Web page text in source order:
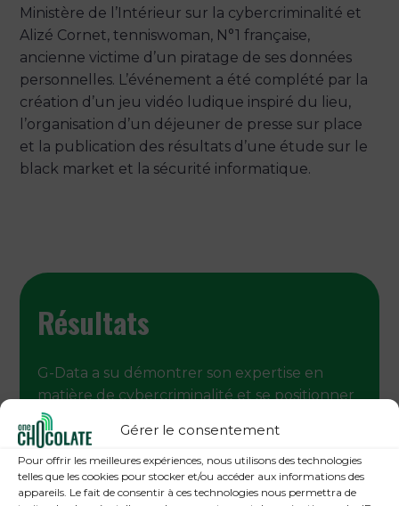
Gérer le consentement
Pour offrir les meilleures expériences, nous utilisons des technologies
telles que les cookies pour stocker et/ou accéder aux informations des
appareils. Le fait de consentir à ces technologies nous permettra de
Ministère de l’Intérieur sur la cybercriminalité et
Alizé Cornet, tenniswoman, N°1 française,
ancienne victime d’un piratage de ses données
personnelles. L’événement a été complété par la
création d’un jeu vidéo ludique inspiré du lieu,
l’organisation d’un déjeuner de presse sur place
et la publication des résultats d’une étude sur le
black market et la sécurité informatique.
Résultats
G-Data a su démontrer son expertise en
matière de cybercriminalité et se positionner
sur le devant de la scène.
Une quinzaine de journalistes a assisté à
l’événement, et de nombreuses interviews
ont pu être organisées à cette occasion et